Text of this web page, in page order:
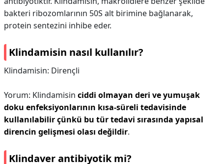
bakteri ribozomlarının 50S alt birimine bağlanarak,
protein sentezini inhibe eder.
Klindamisin nasıl kullanılır?
Klindamisin: Dirençli
Yorum: Klindamisin ciddi olmayan deri ve yumuşak
doku enfeksiyonlarının kısa-süreli tedavisinde
kullanılabilir çünkü bu tür tedavi sırasında yapısal
direncin gelişmesi olası değildir.
Klindaver antibiyotik mi?